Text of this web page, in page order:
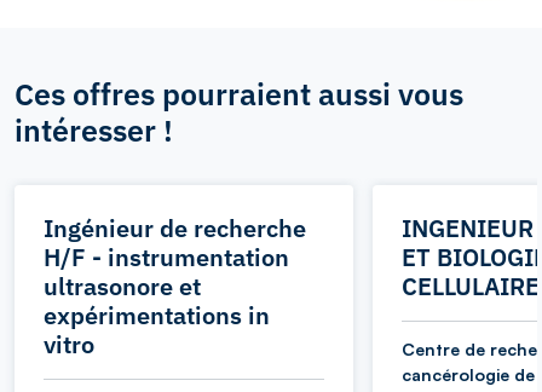
Ces offres pourraient aussi vous
intéresser !
Ingénieur de recherche
H/F - instrumentation
ultrasonore et
expérimentations in
vitro
ET
Centre de
cancérologie de